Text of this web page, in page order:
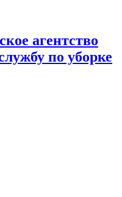
агентство
по уборке